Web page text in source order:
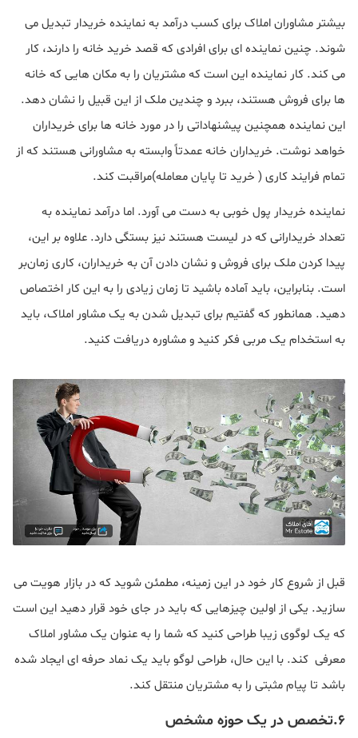
بیشتر مشاوران املاک برای کسب درآمد به نماینده خریدار تبدیل می
شوند. چنین نماینده ای برای افرادی که قصد خرید خانه را دارند، کار
می کند. کار نماینده این است که مشتریان را به مکان هایی که خانه
ها برای فروش هستند، ببرد و چندین ملک از این قبیل را نشان دهد.
این نماینده همچنین پیشنهاداتی را در مورد خانه ها برای خریداران
خواهد نوشت. خریداران خانه عمدتاً وابسته به مشاورانی هستند که از
تمام فرایند کاری ( خرید تا پایان معامله)مراقبت کند.
نماینده خریدار پول خوبی به دست می آورد. اما درآمد نماینده به
تعداد خریدارانی که در لیست هستند نیز بستگی دارد. علاوه بر این،
پیدا کردن ملک برای فروش و نشان دادن آن به خریداران، کاری زمان‌بر
است. بنابراین، باید آماده باشید تا زمان زیادی را به این کار اختصاص
دهید. همانطور که گفتیم برای تبدیل شدن به یک مشاور املاک، باید
به استخدام یک مربی فکر کنید و مشاوره دریافت کنید.
قبل از شروع کار خود در این زمینه، مطمئن شوید که در بازار هویت می
سازید. یکی از اولین چیزهایی که باید در جای خود قرار دهید این است
که یک لوگوی زیبا طراحی کنید که شما را به عنوان یک مشاور املاک
معرفی کند. با این حال، طراحی لوگو باید یک نماد حرفه ای ایجاد شده
باشد تا پیام مثبتی را به مشتریان منتقل کند.
۶.تخصص‌ در یک حوزه مشخص